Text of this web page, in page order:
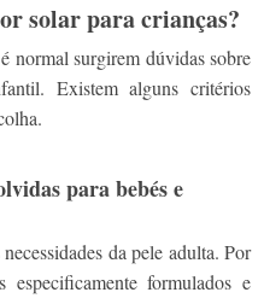
solar para crianças?
normal surgirem dúvidas sobre
Existem alguns critérios
para bebés e
da pele adulta. Por
formulados e